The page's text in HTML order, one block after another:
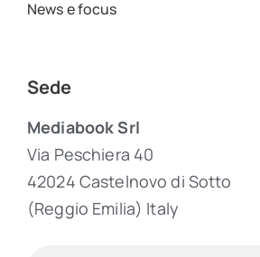
News e focus
Sede
Mediabook Srl
Via Peschiera 40
42024 Castelnovo di Sotto
(Reggio Emilia) Italy